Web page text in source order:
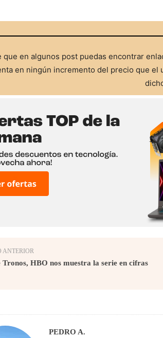
que en algunos post puedas encontrar
en ningún incremento del precio que
ANTERIOR
Tronos, HBO nos muestra la serie en cifras
PEDRO A.